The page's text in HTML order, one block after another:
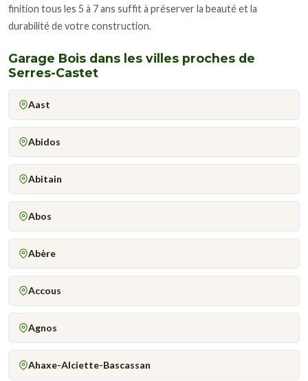
finition tous les 5 à 7 ans suffit à préserver la beauté et la
durabilité de votre construction.
Garage Bois dans les villes proches de
Serres-Castet
Aast
Abidos
Abitain
Abos
Abère
Accous
Agnos
Ahaxe-Alciette-Bascassan